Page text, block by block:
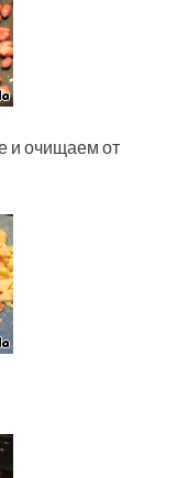
и очищаем от